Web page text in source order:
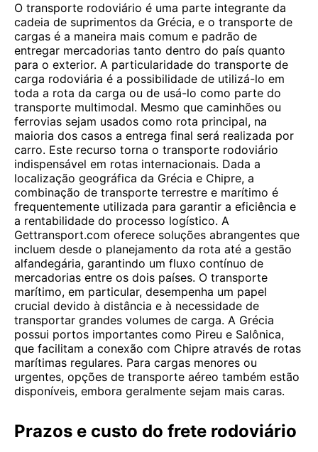
O transporte rodoviário é uma parte integrante da
cadeia de suprimentos da Grécia, e o transporte de
cargas é a maneira mais comum e padrão de
entregar mercadorias tanto dentro do país quanto
para o exterior. A particularidade do transporte de
carga rodoviária é a possibilidade de utilizá-lo em
toda a rota da carga ou de usá-lo como parte do
transporte multimodal. Mesmo que caminhões ou
ferrovias sejam usados ​​como rota principal, na
maioria dos casos a entrega final será realizada por
carro. Este recurso torna o transporte rodoviário
indispensável em rotas internacionais. Dada a
localização geográfica da Grécia e Chipre, a
combinação de transporte terrestre e marítimo é
frequentemente utilizada para garantir a eficiência e
a rentabilidade do processo logístico. A
Gettransport.com oferece soluções abrangentes que
incluem desde o planejamento da rota até a gestão
alfandegária, garantindo um fluxo contínuo de
mercadorias entre os dois países. O transporte
marítimo, em particular, desempenha um papel
crucial devido à distância e à necessidade de
transportar grandes volumes de carga. A Grécia
possui portos importantes como Pireu e Salônica,
que facilitam a conexão com Chipre através de rotas
marítimas regulares. Para cargas menores ou
urgentes, opções de transporte aéreo também estão
disponíveis, embora geralmente sejam mais caras.
Prazos e custo do frete rodoviário